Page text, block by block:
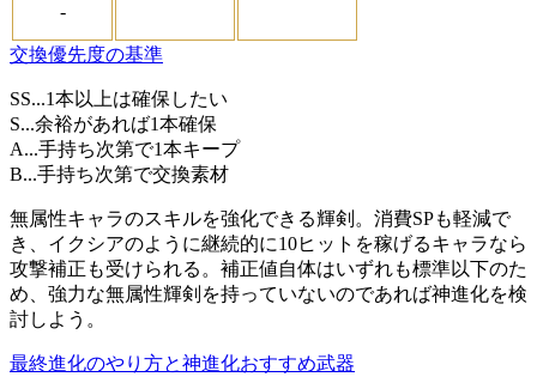
-
交換優先度の基準
SS...1本以上は確保したい
S...余裕があれば1本確保
A...手持ち次第で1本キープ
B...手持ち次第で交換素材
無属性キャラのスキルを強化できる輝剣。消費SPも軽減で
き、イクシアのように継続的に10ヒットを稼げるキャラなら
攻撃補正も受けられる。補正値自体はいずれも標準以下のた
め、強力な無属性輝剣を持っていないのであれば神進化を検
討しよう。
最終進化のやり方と神進化おすすめ武器